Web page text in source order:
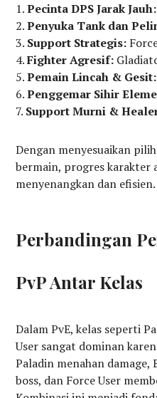
Pecinta DPS Jarak Jauh:
Penyuka Tank dan
Support Strategis:
Fighter Agresif:
Pemain Lincah & Gesit:
Penggemar Sihir
Support Murni &
Dengan menyesuaikan
bermain, progres karakter
menyenangkan dan efisien.
Perbandingan
PvP Antar Kelas
Dalam PvE, kelas seperti
User sangat dominan
Paladin menahan
boss, dan Force User